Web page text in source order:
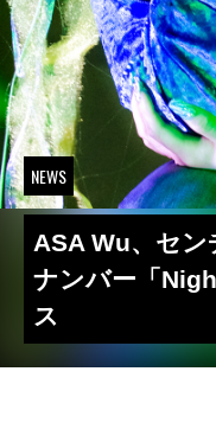
NEWS
ASA Wu、セン
ナンバー「
ス